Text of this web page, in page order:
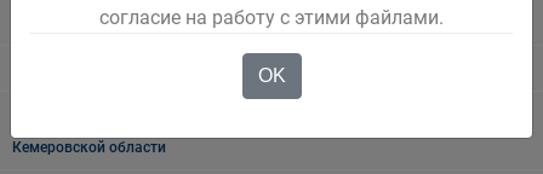
Документы
Кемеровской области
согласие на работу с этими файлами.
OK